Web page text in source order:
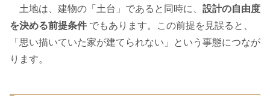
土地は、建物の「土台」であると同時に、 設計の自由度
を決める前提条件 でもあります。この前提を見誤ると、
「思い描いていた家が建てられない」という事態につなが
ります。